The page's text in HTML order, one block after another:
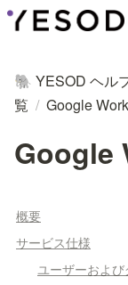
🐘 YESOD ヘル
覧 / Google
Google
概要
サービス仕様
ユーザーおよ